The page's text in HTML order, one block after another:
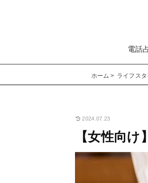
電話
ホーム ライフス
2024.07.23
【女性向